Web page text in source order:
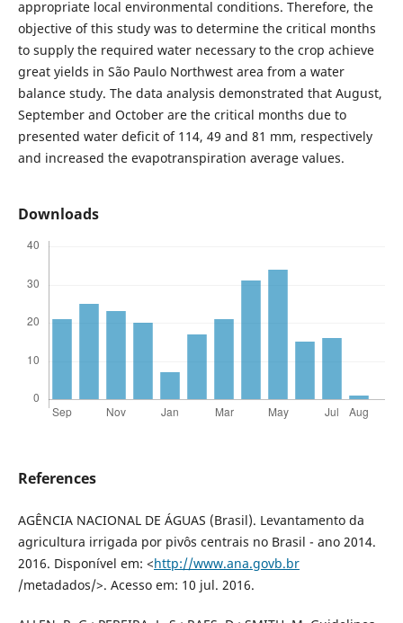
appropriate local environmental conditions. Therefore, the
objective of this study was to determine the critical months
to supply the required water necessary to the crop achieve
great yields in São Paulo Northwest area from a water
balance study. The data analysis demonstrated that August,
September and October are the critical months due to
presented water deficit of 114, 49 and 81 mm, respectively
and increased the evapotranspiration average values.
Downloads
References
AGÊNCIA NACIONAL DE ÁGUAS (Brasil). Levantamento da
agricultura irrigada por pivôs centrais no Brasil - ano 2014.
2016. Disponível em: <http://www.ana.govb.br
/metadados/>. Acesso em: 10 jul. 2016.